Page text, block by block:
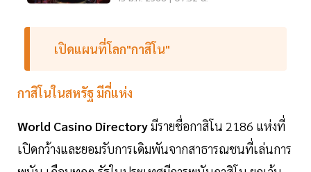
เปิดแผนที่โลก"กาสิโน"
กาสิโนในสหรัฐ มีกี่แห่ง
World Casino Directoryมีรายชื่อกาสิโน 2186 แห่งที่
เปิดกว้างและยอมรับการเดิมพันจากสาธารณชนที่เล่นการ